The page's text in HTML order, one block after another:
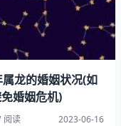
非常聪明的感觉。茶
灵敏。
龙的婚姻状况(如
婚姻危机)
阅读 2023-06-16